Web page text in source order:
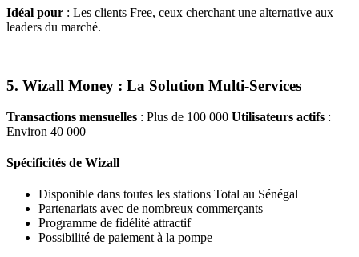
Idéal pour : Les clients Free, ceux cherchant une alternative aux
leaders du marché.
5. Wizall Money : La Solution Multi-Services
Transactions mensuelles : Plus de 100 000 Utilisateurs actifs :
Environ 40 000
Spécificités de Wizall
Disponible dans toutes les stations Total au Sénégal
Partenariats avec de nombreux commerçants
Programme de fidélité attractif
Possibilité de paiement à la pompe